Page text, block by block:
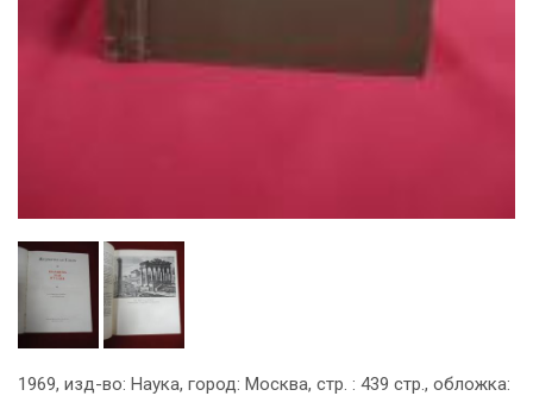
1969, изд-во: Наука, город: Москва, стр. : 439 стр., обложка: